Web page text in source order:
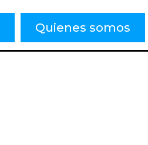
Quienes somos